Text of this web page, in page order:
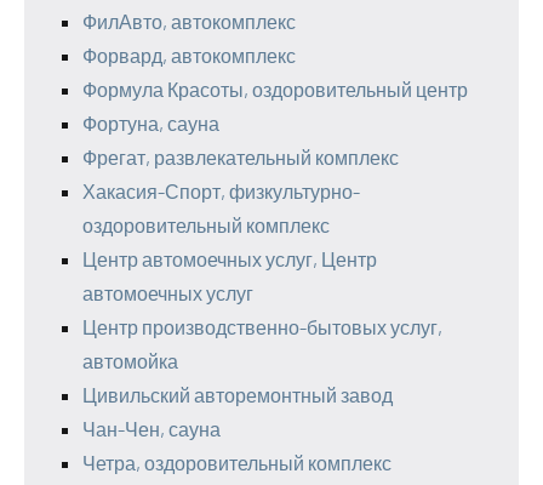
ФилАвто, автокомплекс
Форвард, автокомплекс
Формула Красоты, оздоровительный центр
Фортуна, сауна
Фрегат, развлекательный комплекс
Хакасия-Спорт, физкультурно-
оздоровительный комплекс
Центр автомоечных услуг, Центр
автомоечных услуг
Центр производственно-бытовых услуг,
автомойка
Цивильский авторемонтный завод
Чан-Чен, сауна
Четра, оздоровительный комплекс